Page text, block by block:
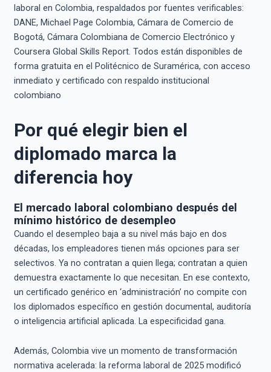
laboral en Colombia, respaldados por fuentes verificables:
DANE, Michael Page Colombia, Cámara de Comercio de
Bogotá, Cámara Colombiana de Comercio Electrónico y
Coursera Global Skills Report. Todos están disponibles de
forma gratuita en el Politécnico de Suramérica, con acceso
inmediato y certificado con respaldo institucional
colombiano
Por qué elegir bien el
diplomado marca la
diferencia hoy
El mercado laboral colombiano después del
mínimo histórico de desempleo
Cuando el desempleo baja a su nivel más bajo en dos
décadas, los empleadores tienen más opciones para ser
selectivos. Ya no contratan a quien llega; contratan a quien
demuestra exactamente lo que necesitan. En ese contexto,
un certificado genérico en ‘administración’ no compite con
los diplomados específico en gestión documental, auditoría
o inteligencia artificial aplicada. La especificidad gana.
Además, Colombia vive un momento de transformación
normativa acelerada: la reforma laboral de 2025 modificó